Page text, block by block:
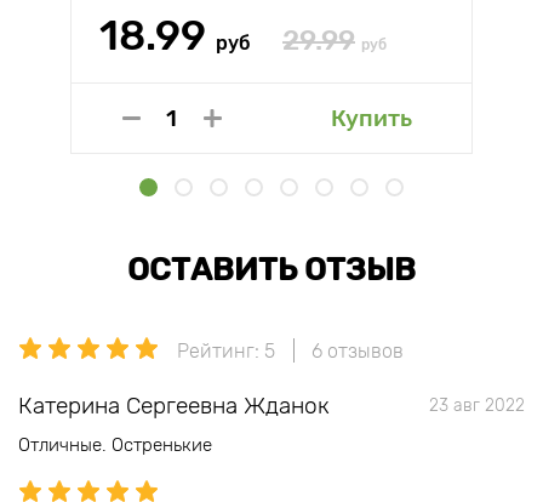
18.99 руб 29.99 руб
Купить
ОСТАВИТЬ ОТЗЫВ
Рейтинг: 5 6 отзывов
Катерина Сергеевна Жданок 23 авг 2022
Отличные. Остренькие